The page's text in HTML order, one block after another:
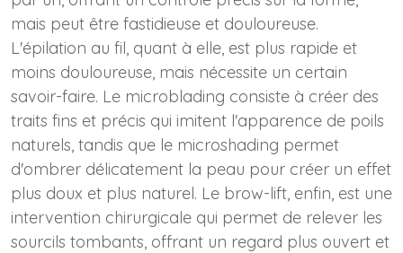
mais peut être fastidieuse et douloureuse.
L'épilation au fil, quant à elle, est plus rapide et
moins douloureuse, mais nécessite un certain
savoir-faire. Le microblading consiste à créer des
traits fins et précis qui imitent l'apparence de poils
naturels, tandis que le microshading permet
d'ombrer délicatement la peau pour créer un effet
plus doux et plus naturel. Le brow-lift, enfin, est une
intervention chirurgicale qui permet de relever les
sourcils tombants, offrant un regard plus ouvert et